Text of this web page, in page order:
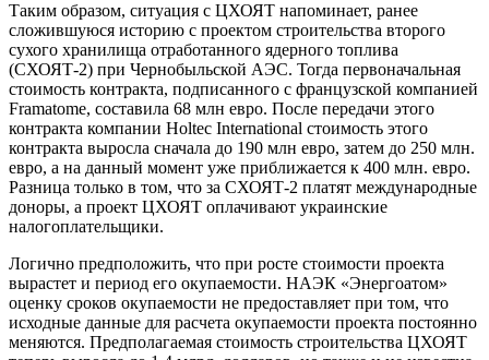
Таким образом, ситуация с ЦХОЯТ напоминает, ранее
сложившуюся историю с проектом строительства второго
сухого хранилища отработанного ядерного топлива
(СХОЯТ-2) при Чернобыльской АЭС. Тогда первоначальная
стоимость контракта, подписанного с французской компанией
Framatome, составила 68 млн евро. После передачи этого
контракта компании Holtec International стоимость этого
контракта выросла сначала до 190 млн евро, затем до 250 млн.
евро, а на данный момент уже приближается к 400 млн. евро.
Разница только в том, что за СХОЯТ-2 платят международные
доноры, а проект ЦХОЯТ оплачивают украинские
налогоплательщики.
Логично предположить, что при росте стоимости проекта
вырастет и период его окупаемости. НАЭК «Энергоатом»
оценку сроков окупаемости не предоставляет при том, что
исходные данные для расчета окупаемости проекта постоянно
меняются. Предполагаемая стоимость строительства ЦХОЯТ